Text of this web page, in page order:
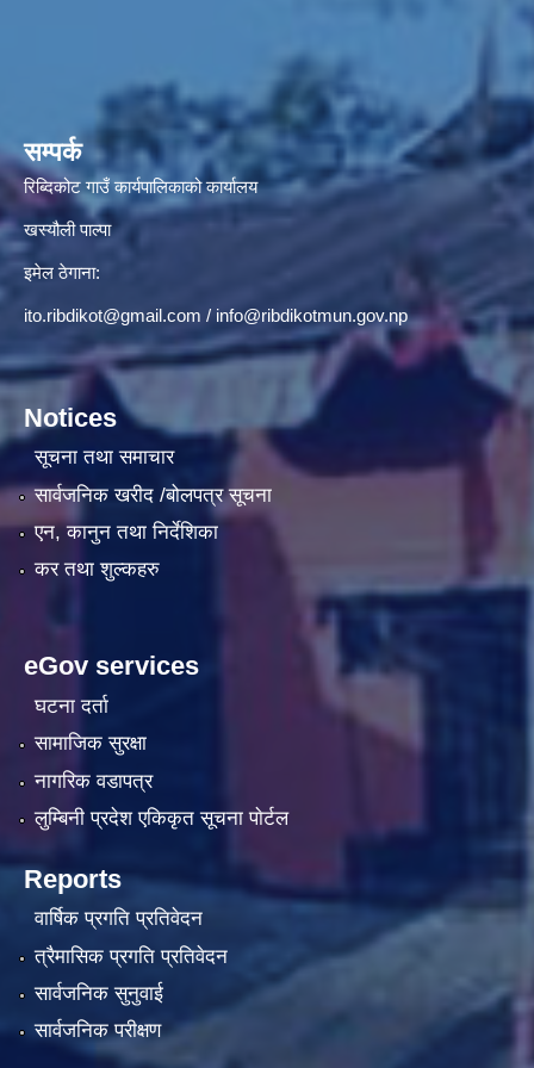
सम्पर्क
रिब्दिकोट गाउँ कार्यपालिकाको कार्यालय
खस्यौली पाल्पा
इमेल ठेगाना:
ito.ribdikot@gmail.com / info@ribdikotmun.gov.np
Notices
सूचना तथा समाचार
सार्वजनिक खरीद /बोलपत्र सूचना
एन, कानुन तथा निर्देशिका
कर तथा शुल्कहरु
eGov services
घटना दर्ता
सामाजिक सुरक्षा
नागरिक वडापत्र
लुम्बिनी प्रदेश एकिकृत सूचना पाेर्टल
Reports
वार्षिक प्रगति प्रतिवेदन
त्रैमासिक प्रगति प्रतिवेदन
सार्वजनिक सुनुवाई
सार्वजनिक परीक्षण